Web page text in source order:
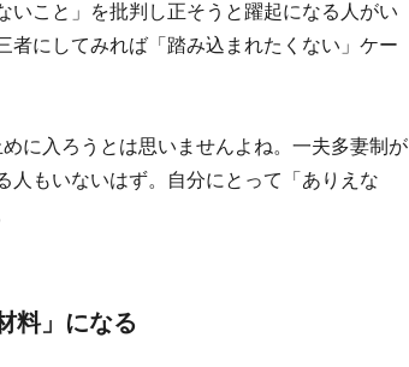
いこと」を批判し正そうと躍起になる人がい
者にしてみれば「踏み込まれたくない」ケー
に入ろうとは思いませんよね。一夫多妻制が
人もいないはず。自分にとって「ありえな
料」になる